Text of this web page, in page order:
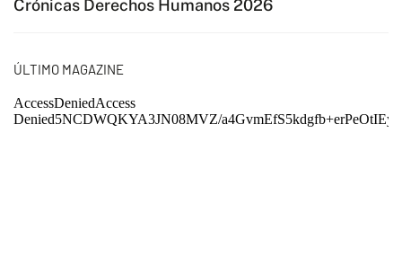
Crónicas Derechos Humanos 2026
ÚLTIMO MAGAZINE